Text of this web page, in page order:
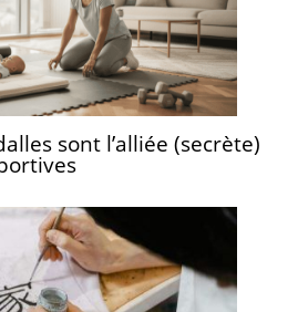
sont l’alliée (secrète)